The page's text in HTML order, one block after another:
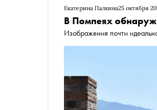
Екатерина Палкина25 октября
В Помпеях
Изображения почти